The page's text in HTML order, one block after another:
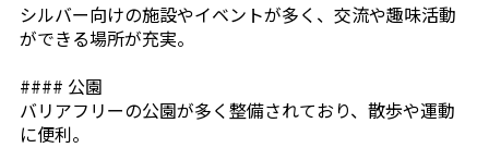
シルバー向けの施設やイベントが多く、交流や趣味活動
ができる場所が充実。
#### 公園
バリアフリーの公園が多く整備されており、散歩や運動
に便利。